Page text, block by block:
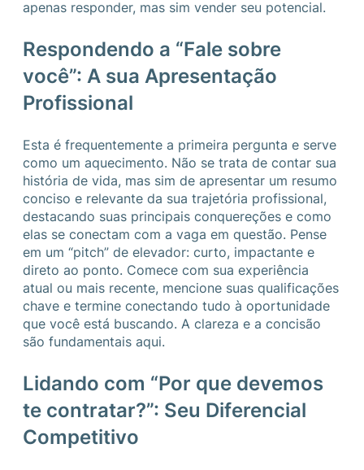
apenas responder, mas sim vender seu potencial.
Respondendo a “Fale sobre
você”: A sua Apresentação
Profissional
Esta é frequentemente a primeira pergunta e serve
como um aquecimento. Não se trata de contar sua
história de vida, mas sim de apresentar um resumo
conciso e relevante da sua trajetória profissional,
destacando suas principais conquereções e como
elas se conectam com a vaga em questão. Pense
em um “pitch” de elevador: curto, impactante e
direto ao ponto. Comece com sua experiência
atual ou mais recente, mencione suas qualificações
chave e termine conectando tudo à oportunidade
que você está buscando. A clareza e a concisão
são fundamentais aqui.
Lidando com “Por que devemos
te contratar?”: Seu Diferencial
Competitivo